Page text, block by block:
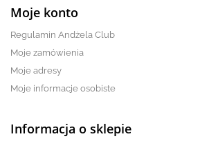
Moje konto
Regulamin Andżela Club
Moje zamówienia
Moje adresy
Moje informacje osobiste
Informacja o sklepie